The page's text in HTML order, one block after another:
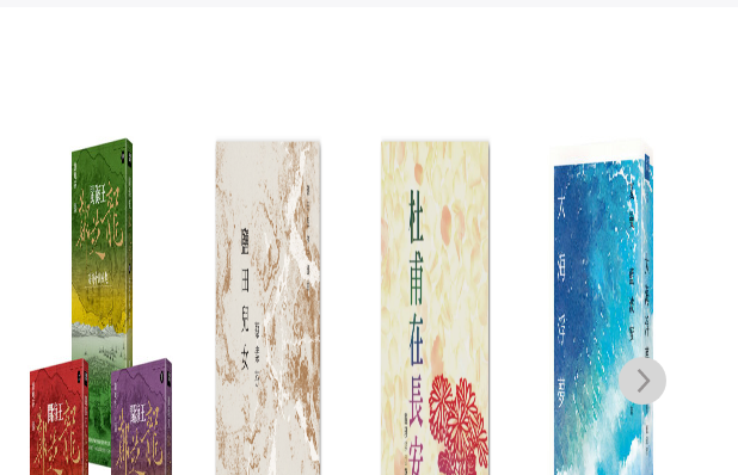
古華（京夫子）
文集 卷十四：
瀟水謠
古華
NT$ 520
NT$411